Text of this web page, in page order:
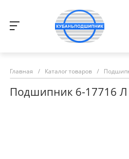
Главная / Каталог товаров /
Подшипник 6-17716 Л